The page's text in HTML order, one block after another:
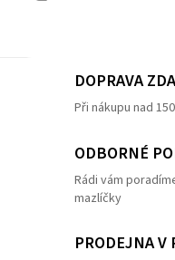
DOPRAVA
Při nákupu nad
ODBORNÉ
Rádi vám
mazlíčky
PRODEJNA V